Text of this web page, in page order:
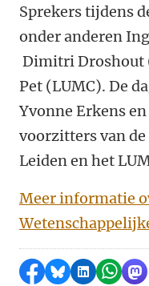
Sprekers tijdens
onder anderen
Dimitri Droshout
Pet (LUMC). De
Yvonne Erkens
voorzitters van
Leiden en het
Meer informatie
Delen op Facebook
Delen viaDelen op
Delen